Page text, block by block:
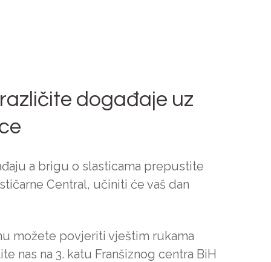
događaje uz
a brigu o slasticama prepustite
Central, učiniti će vaš dan
možete povjeriti vještim rukama
nas na 3. katu Franšiznog centra BiH